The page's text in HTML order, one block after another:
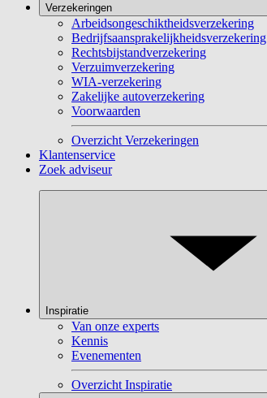
Verzekeringen
Arbeidsongeschiktheidsverzekering
Bedrijfsaansprakelijkheidsverzekering
Rechtsbijstandverzekering
Verzuimverzekering
WIA-verzekering
Zakelijke autoverzekering
Voorwaarden
Overzicht Verzekeringen
Klantenservice
Zoek adviseur
Inspiratie
Van onze experts
Kennis
Evenementen
Overzicht Inspiratie